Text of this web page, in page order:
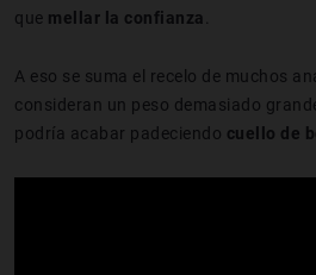
que mellar la confianza
A eso se suma el recelo de muchos
consideran un peso demasiado
podría acabar padeciendo cuello de